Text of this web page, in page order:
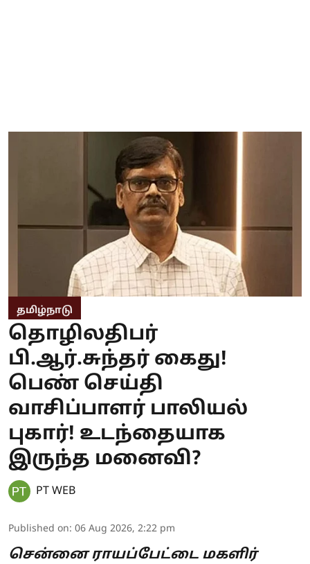
தமிழ்நாடு
தொழிலதிபர்
பி.ஆர்.சுந்தர் கைது!
பெண் செய்தி
வாசிப்பாளர் பாலியல்
புகார்! உடந்தையாக
இருந்த மனைவி?
PT WEB
Published on: 06 Aug 2026, 2:22 pm
சென்னை ராயப்பேட்டை மகளிர்